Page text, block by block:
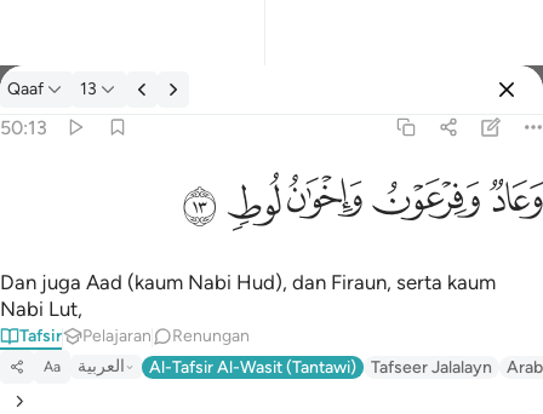
Tafsir: Qaaf 50:13
Qaaf 13
50:13
وَعَادٌۭ وَفِرْعَوْنُ وَإِخْوَٰنُ لُوطٍۢ ١٣
ﲳﲴﲵﲶﲷ
Dan juga Aad (kaum Nabi Hud), dan Firaun, serta kaum
Nabi Lut,
Tafsir Pelajaran Renungan
Aa العربية Al-Tafsir Al-Wasit (Tantawi) Tafseer Jalalayn